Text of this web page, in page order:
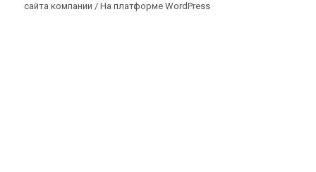
сайта компании /На платформе WordPress